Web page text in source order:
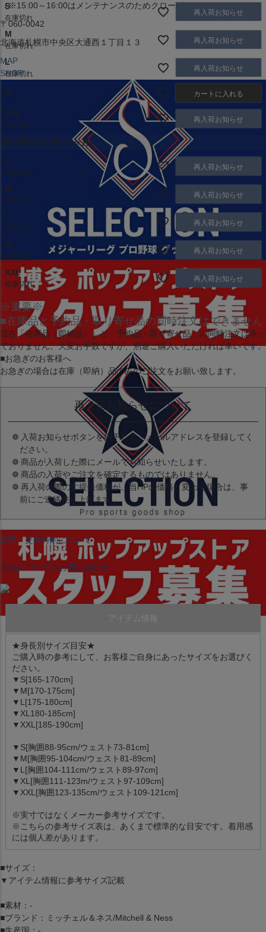
（※15:00～16:00はメンテナンスのためクローズ）
〒060-0042
北海道札幌市中央区大通西１丁目１３
MAP
SHOP
S
在庫切れ
再入荷お知らせ
M
在庫切れ
再入荷お知らせ
L
在庫切れ
再入荷お知らせ
XL カートに入れる
XXL
在庫切れ
再入荷お知らせ
取り寄せ(1ヶ月～2ヶ月)
S
在庫切れ
再入荷お知らせ
M
在庫切れ
再入荷お知らせ
L
在庫切れ
再入荷お知らせ
XL
在庫切れ
再入荷お知らせ
XXL
在庫切れ
再入荷お知らせ
※重要※
■在庫品と予約品・取り寄せ品の同時注文はできません
現在 「在庫品（即納品）」と 「予約品・取り寄せ品」の同時注文は承っ
ておりません。大変お手数ですが、別途ご購入いただければ幸いです。
■お急ぎのお客様へ
お急ぎの場合は在庫（即納）品のみのご注文をお願い致します。
再入荷お知らせについて
入荷お知らせボタンを押下して、メールアドレスを登録してく
ださい。
商品が入荷した際にメールでお知らせいたします。
商品の入荷やご注文を確定するものではありません。
再入荷の際のご提供価格が、当HPの価格と変わる場合は、事
前にご連絡差し上げます。
返品・交換特約について
商品についてのお問い合わせ
アイテム情報
★身長別サイズ目安★
ご購入時の参考にして、お客様ご自身にあったサイズをお選びく
ださい。
▼S[165-170cm]
▼M[170-175cm]
▼L[175-180cm]
▼XL180-185cm]
▼XXL[185-190cm]
▼S[胸囲88-95cm/ウェスト73-81cm]
▼M[胸囲95-104cm/ウェスト81-89cm]
▼L[胸囲104-111cm/ウェスト89-97cm]
▼XL[胸囲111-123m/ウェスト97-109cm]
▼XXL[胸囲123-135cm/ウェスト109-121cm]
※実寸ではなくメーカー参考サイズです。
※こちらの参考サイズ表は、あくまで標準的な目安です。着用感
には個人差があります。
■サイズ：
▼アイテム情報に参考サイズ記載
■素材：-
■ブランド：ミッチェル＆ネス/Mitchell & Ness